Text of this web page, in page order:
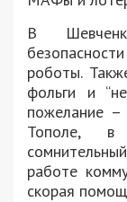
В
роботы.
фольги и
пожелание
Тополе, в
работе
скорая